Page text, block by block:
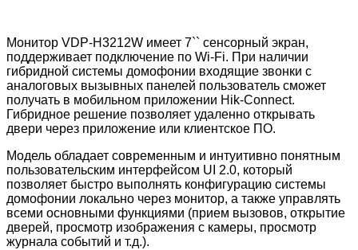
Монитор VDP-H3212W имеет 7`` сенсорный экран,
поддерживает подключение по Wi-Fi. При наличии
гибридной системы домофонии входящие звонки с
аналоговых вызывных панелей пользователь сможет
получать в мобильном приложении Hik-Connect.
Гибридное решение позволяет удаленно открывать
двери через приложение или клиентское ПО.
Модель обладает современным и интуитивно понятным
пользовательским интерфейсом UI 2.0, который
позволяет быстро выполнять конфигурацию системы
домофонии локально через монитор, а также управлять
всеми основными функциями (прием вызовов, открытие
дверей, просмотр изображения с камеры, просмотр
журнала событий и т.д.).